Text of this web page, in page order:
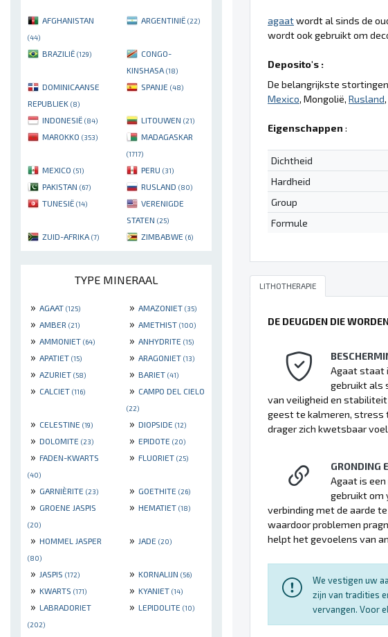
AFGHANISTAN
(44)
ARGENTINIË (22)
BRAZILIË (129)
CONGO-
KINSHASA (18)
DOMINICAANSE
REPUBLIEK (8)
SPANJE (48)
INDONESIË (84) LITOUWEN (21)
MAROKKO (353) MADAGASKAR
(1717)
MEXICO (51) PERU (31)
PAKISTAN (67) RUSLAND (80)
TUNESIË (14)
VERENIGDE
STATEN (25)
ZUID-AFRIKA (7) ZIMBABWE (6)
TYPE MINERAAL
» AGAAT (125) » AMAZONIET (35)
» AMBER (21) » AMETHIST (100)
» AMMONIET (64) » ANHYDRITE (15)
» APATIET (15) » ARAGONIET (13)
» AZURIET (58) » BARIET (41)
» CALCIET (116) » CAMPO DEL CIELO
(22)
» CELESTINE (19) » DIOPSIDE (12)
» DOLOMITE (23) » EPIDOTE (20)
» FADEN-KWARTS
(40)
» FLUORIET (25)
» GARNIÈRITE (23) » GOETHITE (26)
» GROENE JASPIS
(20)
» HEMATIET (18)
» HOMMEL JASPER
(80)
» JADE (20)
» JASPIS (172) » KORNALIJN (56)
» KWARTS (171) » KYANIET (14)
» LABRADORIET
(202)
» LEPIDOLITE (10)
agaatwordt al sinds de
wordt ook gebruikt om
Deposito's :
De belangrijkste
Mexico, Mongolië, Rusland
Eigenschappen :
Dichtheid
Hardheid
Group
Formule
LITHOTHERAPIE
DE DEUGDEN DIE
Agaat staat
gebruikt als
van veiligheid en
geest te kalmeren, stress
drager zich kwetsbaar
GRONDING
Agaat is
gebruikt om
verbinding met de aarde
waardoor problemen
helpt het gevoelens van
We vestigen uw
zijn van tradities
vervangen. Voor